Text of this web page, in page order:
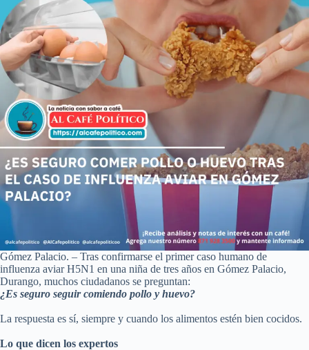
Gómez Palacio. – Tras confirmarse el primer caso humano de
influenza aviar H5N1 en una niña de tres años en Gómez Palacio,
Durango, muchos ciudadanos se preguntan:
¿Es seguro seguir comiendo pollo y huevo?
La respuesta es sí, siempre y cuando los alimentos estén bien cocidos.
Lo que dicen los expertos